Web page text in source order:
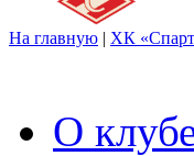
На главную | ХК
О